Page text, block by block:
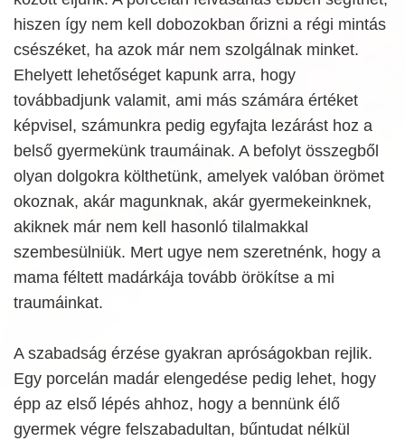
hiszen így nem kell dobozokban őrizni a régi mintás
csészéket, ha azok már nem szolgálnak minket.
Ehelyett lehetőséget kapunk arra, hogy
továbbadjunk valamit, ami más számára értéket
képvisel, számunkra pedig egyfajta lezárást hoz a
belső gyermekünk traumáinak. A befolyt összegből
olyan dolgokra költhetünk, amelyek valóban örömet
okoznak, akár magunknak, akár gyermekeinknek,
akiknek már nem kell hasonló tilalmakkal
szembesülniük. Mert ugye nem szeretnénk, hogy a
mama féltett madárkája tovább örökítse a mi
traumáinkat.
A szabadság érzése gyakran apróságokban rejlik.
Egy porcelán madár elengedése pedig lehet, hogy
épp az első lépés ahhoz, hogy a bennünk élő
gyermek végre felszabadultan, bűntudat nélkül